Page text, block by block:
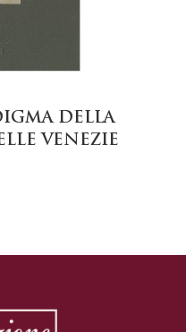
DELLA
VENEZIE